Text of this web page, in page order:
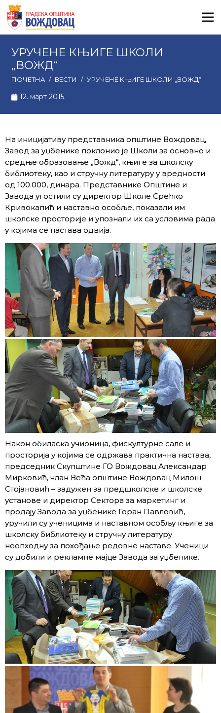
УРУЧЕНЕ КЊИГЕ ШКОЛИ
„ВОЖД“
ПОЧЕТНА / ВЕСТИ / УРУЧЕНЕ КЊИГЕ ШКОЛИ „ВОЖД“
12. март 2015.
На иницијативу представника општине Вождовац,
Завод за уџбенике поклонио је Школи за основно и
средње образовање „Вожд“, књиге за школску
библиотеку, као и стручну литературу у вредности
од 100.000, динара. Представнике Општине и
Завода угостили су директор Школе Срећко
Кривокапић и наставно особље, показали им
школске просторије и упознали их са условима рада
у којима се настава одвија.
Након oбиласка учионица, фискултурне сале и
просторија у којима се одржава практична настава,
председник Скупштине ГО Вождовац Александар
Мирковић, члан Већа општине Вождовац Милош
Стојановић – задужен за предшколске и школске
установе и директор Сектора за маркетинг и
продају Завода за уџбенике Горан Павловић,
уручили су ученицима и наставном особљу књиге за
школску библиотеку и стручну литературу
неопходну за похођање редовне наставе. Ученици
су добили и рекламне мајце Завода за уџбенике.